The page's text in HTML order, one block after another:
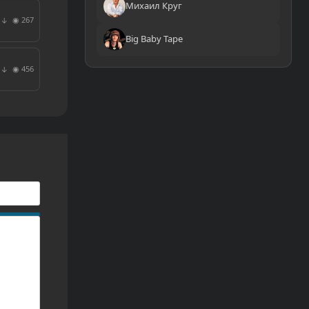
Михаил Круг
Big Baby Tape
↓ ◉ 267
↓ ◉ 456